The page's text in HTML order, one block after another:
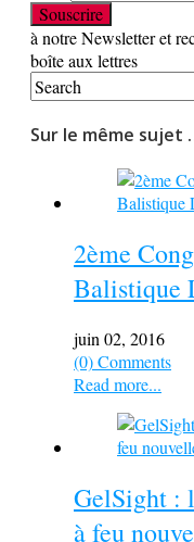
à notre Newsletter et
boîte aux lettres
Sur le même sujet
2ème
Balistique
juin 02, 2016
(0) Comments
Read more...
GelSight :
à feu